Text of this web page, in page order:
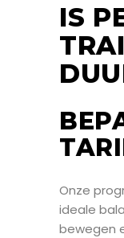
IS
Onze
ideale
bewegen